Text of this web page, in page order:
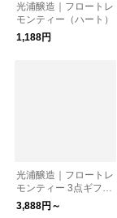
光浦醸造｜フロートレ
モンティー（ハート）
1,188円
光浦醸造｜フロートレ
モンティー 3点ギフト
セット ＜BOX入り＞
3,888円～